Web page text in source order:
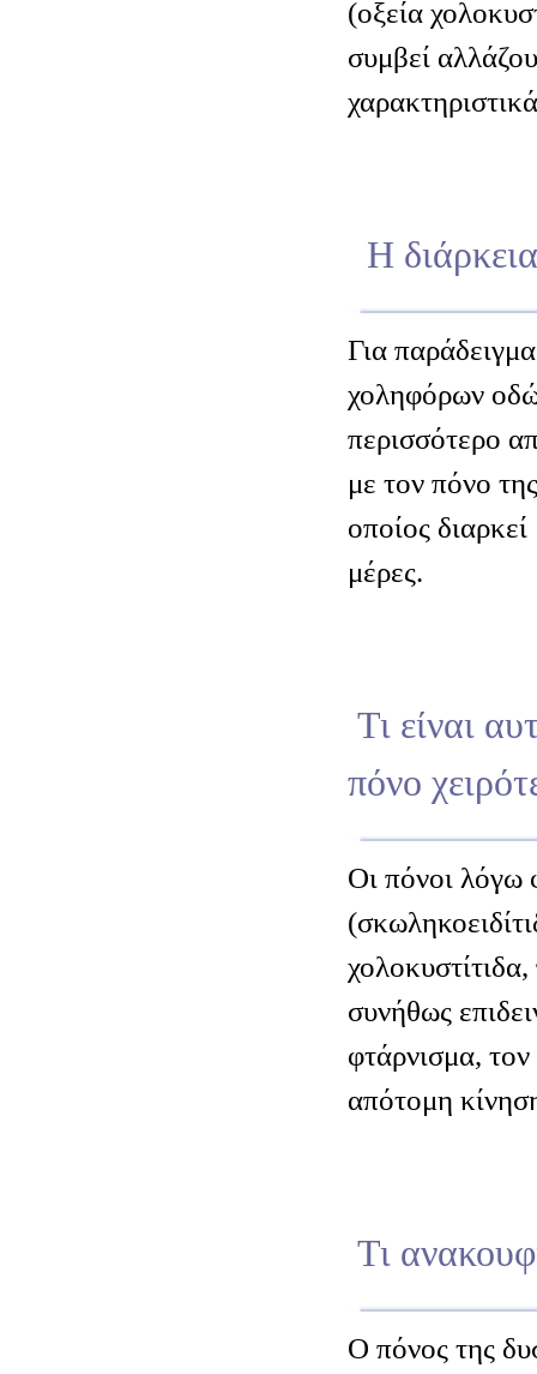
(οξεία
συμβεί
Η
Για
χοληφόρων
περισσότερο
με τον πόνο
οποίος
μέρες.
Τι είναι
πόνο
Οι πόνοι λόγω
συνήθως
φτάρνισμα,
απότομη
Τι
Ο πόνος της